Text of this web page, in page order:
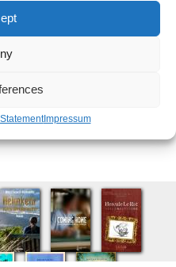
Impressum
っています。
らし、その国は今もなお
は、アマチュア探偵マフ
めて私の想像の中で息づ